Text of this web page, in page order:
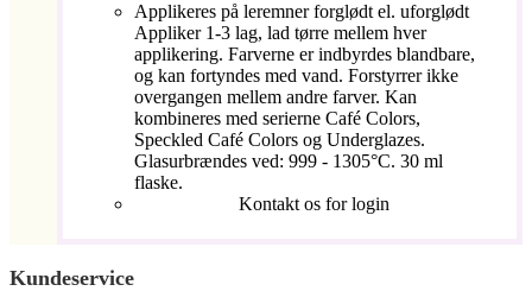
Applikeres på leremner forglødt el. uforglødt
Appliker 1-3 lag, lad tørre mellem hver
applikering. Farverne er indbyrdes blandbare,
og kan fortyndes med vand. Forstyrrer ikke
overgangen mellem andre farver. Kan
kombineres med serierne Café Colors,
Speckled Café Colors og Underglazes.
Glasurbrændes ved: 999 - 1305°C. 30 ml
flaske.
Kontakt os for login
Kundeservice